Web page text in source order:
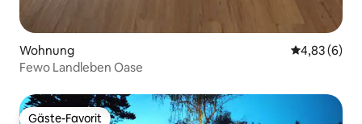
Wohnung
4,83 (6)
Fewo Landleben Oase
Gäste-Favorit